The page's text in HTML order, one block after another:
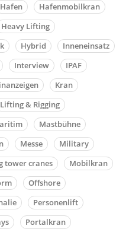
Hafen
Hafenmobilkran
Heavy Lifting
Hybrid
Inneneinsatz
Interview
IPAF
Kran
Lifting & Rigging
Mastbühne
Messe
Military
tower cranes
Mobilkran
Offshore
Personenlift
Portalkran